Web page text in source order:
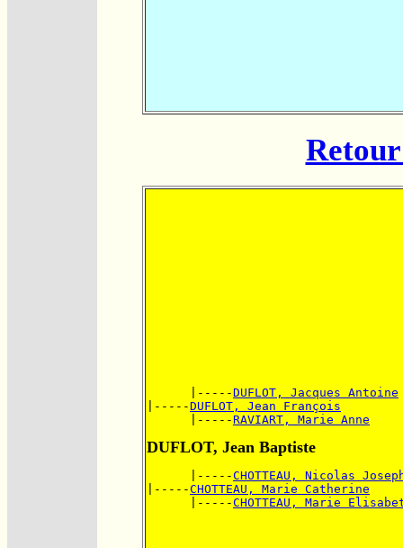
      |-----
DUFLOT, Jacques Antoine
|-----DUFLOT, Jean François
      |-----
RAVIART, Marie Anne
DUFLOT, Jean Baptiste
      |-----
CHOTTEAU, Nicolas
|-----CHOTTEAU, Marie Catherine
      |-----
CHOTTEAU, Marie